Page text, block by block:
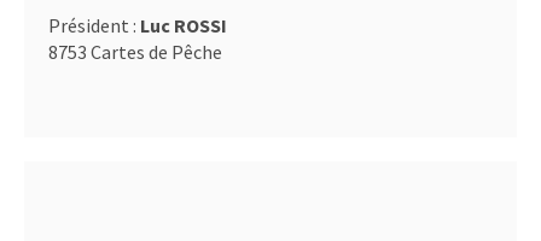
Président : Luc ROSSI
8753 Cartes de Pêche